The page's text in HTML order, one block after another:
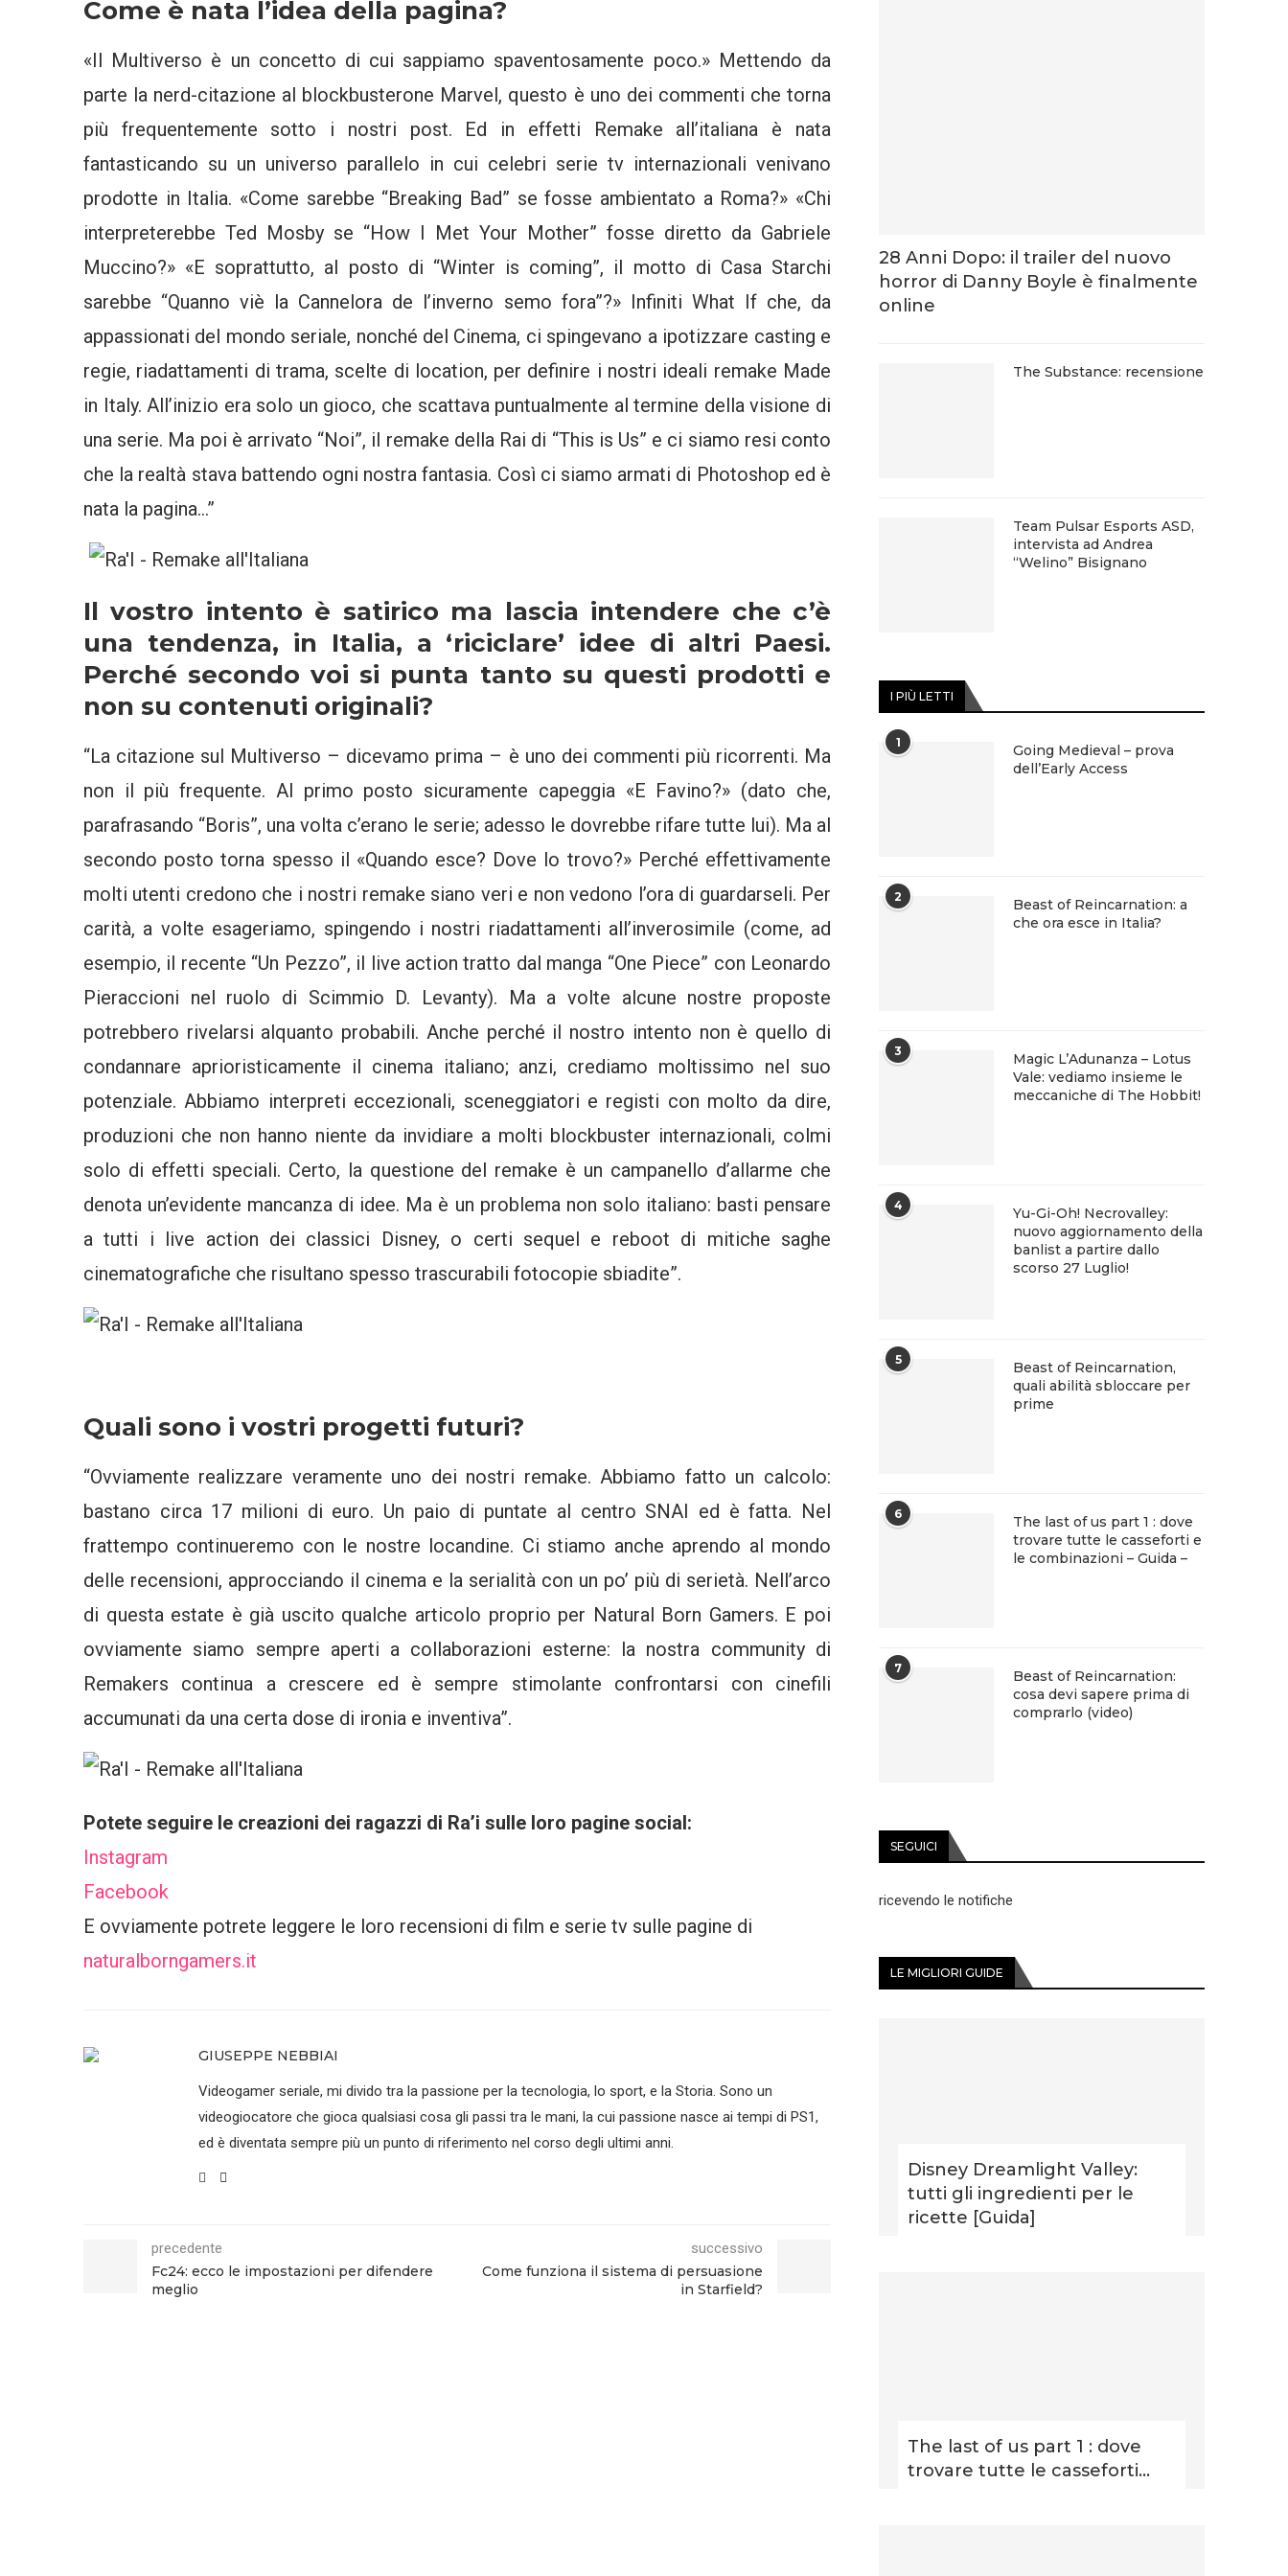
Come è nata l’idea della pagina?
«Il Multiverso è un concetto di cui sappiamo spaventosamente poco.» Mettendo da
parte la nerd-citazione al blockbusterone Marvel, questo è uno dei commenti che torna
più frequentemente sotto i nostri post. Ed in effetti Remake all’italiana è nata
fantasticando su un universo parallelo in cui celebri serie tv internazionali venivano
prodotte in Italia. «Come sarebbe “Breaking Bad” se fosse ambientato a Roma?» «Chi
interpreterebbe Ted Mosby se “How I Met Your Mother” fosse diretto da Gabriele
Muccino?» «E soprattutto, al posto di “Winter is coming”, il motto di Casa Starchi
sarebbe “Quanno viè la Cannelora de l’inverno semo fora”?» Infiniti What If che, da
appassionati del mondo seriale, nonché del Cinema, ci spingevano a ipotizzare casting e
regie, riadattamenti di trama, scelte di location, per definire i nostri ideali remake Made
in Italy. All’inizio era solo un gioco, che scattava puntualmente al termine della visione di
una serie. Ma poi è arrivato “Noi”, il remake della Rai di “This is Us” e ci siamo resi conto
che la realtà stava battendo ogni nostra fantasia. Così ci siamo armati di Photoshop ed è
nata la pagina…”
Il vostro intento è satirico ma lascia intendere che c’è
una tendenza, in Italia, a ‘riciclare’ idee di altri Paesi.
Perché secondo voi si punta tanto su questi prodotti e
non su contenuti originali?
“La citazione sul Multiverso – dicevamo prima – è uno dei commenti più ricorrenti. Ma
non il più frequente. Al primo posto sicuramente capeggia «E Favino?» (dato che,
parafrasando “Boris”, una volta c’erano le serie; adesso le dovrebbe rifare tutte lui). Ma al
secondo posto torna spesso il «Quando esce? Dove lo trovo?» Perché effettivamente
molti utenti credono che i nostri remake siano veri e non vedono l’ora di guardarseli. Per
carità, a volte esageriamo, spingendo i nostri riadattamenti all’inverosimile (come, ad
esempio, il recente “Un Pezzo”, il live action tratto dal manga “One Piece” con Leonardo
Pieraccioni nel ruolo di Scimmio D. Levanty). Ma a volte alcune nostre proposte
potrebbero rivelarsi alquanto probabili. Anche perché il nostro intento non è quello di
condannare aprioristicamente il cinema italiano; anzi, crediamo moltissimo nel suo
potenziale. Abbiamo interpreti eccezionali, sceneggiatori e registi con molto da dire,
produzioni che non hanno niente da invidiare a molti blockbuster internazionali, colmi
solo di effetti speciali. Certo, la questione del remake è un campanello d’allarme che
denota un’evidente mancanza di idee. Ma è un problema non solo italiano: basti pensare
a tutti i live action dei classici Disney, o certi sequel e reboot di mitiche saghe
cinematografiche che risultano spesso trascurabili fotocopie sbiadite”.
Quali sono i vostri progetti futuri?
“Ovviamente realizzare veramente uno dei nostri remake. Abbiamo fatto un calcolo:
bastano circa 17 milioni di euro. Un paio di puntate al centro SNAI ed è fatta. Nel
frattempo continueremo con le nostre locandine. Ci stiamo anche aprendo al mondo
delle recensioni, approcciando il cinema e la serialità con un po’ più di serietà. Nell’arco
di questa estate è già uscito qualche articolo proprio per Natural Born Gamers. E poi
ovviamente siamo sempre aperti a collaborazioni esterne: la nostra community di
Remakers continua a crescere ed è sempre stimolante confrontarsi con cinefili
accumunati da una certa dose di ironia e inventiva”.
Potete seguire le creazioni dei ragazzi di Ra’i sulle loro pagine social:
Instagram
Facebook
E ovviamente potrete leggere le loro recensioni di film e serie tv sulle pagine di
naturalborngamers.it
GIUSEPPE NEBBIAI
Videogamer seriale, mi divido tra la passione per la tecnologia, lo sport, e la Storia. Sono un
videogiocatore che gioca qualsiasi cosa gli passi tra le mani, la cui passione nasce ai tempi di PS1,
ed è diventata sempre più un punto di riferimento nel corso degli ultimi anni.
precedente
Fc24: ecco le impostazioni per difendere
meglio
successivo
Come funziona il sistema di persuasione
in Starfield?
28 Anni Dopo: il trailer del nuovo
horror di Danny Boyle è finalmente
online
The Substance: recensione
Team Pulsar Esports ASD,
intervista ad Andrea
“Welino” Bisignano
I PIÙ LETTI
1
Going Medieval – prova
dell’Early Access
2
Beast of Reincarnation: a
che ora esce in Italia?
3
Magic L’Adunanza – Lotus
Vale: vediamo insieme le
meccaniche di The Hobbit!
4
Yu-Gi-Oh! Necrovalley:
nuovo aggiornamento della
banlist a partire dallo
scorso 27 Luglio!
5
Beast of Reincarnation,
quali abilità sbloccare per
prime
6
The last of us part 1 : dove
trovare tutte le casseforti e
le combinazioni – Guida –
7
Beast of Reincarnation:
cosa devi sapere prima di
comprarlo (video)
SEGUICI
ricevendo le notifiche
LE MIGLIORI GUIDE
Disney Dreamlight Valley:
tutti gli ingredienti per le
ricette [Guida]
The last of us part 1 : dove
trovare tutte le casseforti...